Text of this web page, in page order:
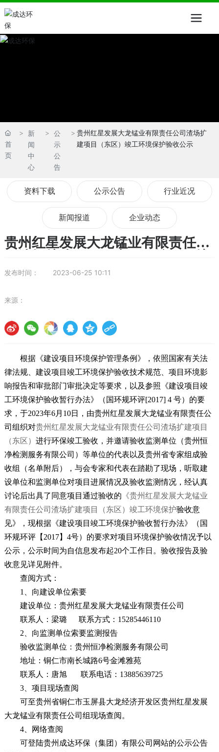
首
页
新
闻
中
心
公
示
公
告
贵州红星发展大龙锰业有限责任公司渣场扩
建项目（东区）竣工环境保护验收公示
资料下载 公示公告 行业近况
新闻报道 企业动态
贵州红星发展大龙锰业有限责任公
保护验收公示
发布时间： 2023-06-25 10:11
来源：
根据《建设项目环境保护管理条例》，依照国家有关法
律法规、建设项目竣工环境保护验收技术规范、项目环境影
响报告和审批部门审批决定等要求，以及参照《建设项目竣
工环境保护验收暂行办法》（国环规环评[2017] 4 号）的要
求，于2023年6月 10日，由贵州红星发展大龙锰业有限责任公
司 组织对贵州红星发展大龙锰业有限责任公司渣场扩建项目
（东区） 进行环保竣工验收，并邀请验收监测单位（贵州恒
净检测服务有限公司）等单位的代表以及贵州省专家组成验
收组（名单附后），与会专家和代表在踏勘了现场，听取建
设单位和监测单位对项目进展情况及验收监测情况，经认真
讨论后出具了同意项目通过验收的 《贵州红星发展大龙锰业
有限责任公司渣场扩建项目（东区）竣工环境保护验收意
见》，现根据《建设项目竣工环境保护验收暂行办法》（国
环规环评【 2017】 4号）的要求对项目环境保护验收情况予以
公示， 公示时间为自信息发布起20个工作日。验收报告及验
收意见详见附件。
查阅方式：
1
、向建设单位索要
建设单位： 贵州红星发展大龙锰业有限责任公司
联系人：梁璐
联系方式： 15285446110
2 、向监测单位索要监测报告
验收监测单位：贵州恒净检测服务有限公司
地址：铜仁市南长城路6号金滩雅苑
联系人：唐旭
联系电话： 13885639725
3、项目现场查阅
可至贵州省铜仁市玉屏县大龙经济开发区贵州红星发展
大龙锰业有限责任公司 组现场查阅。
4、网络查阅
可登陆贵州成达环保（集团）有限公司网站的公示公告